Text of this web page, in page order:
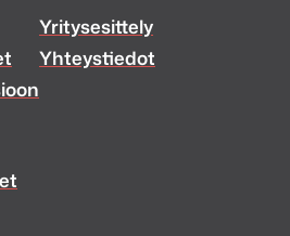
Yritysesittely
Yhteystiedot